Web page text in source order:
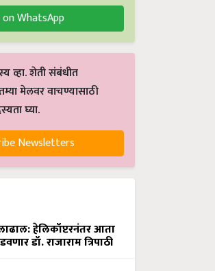
on WhatsApp
व्हा. शेती संबंधीत
मेलवर वाचण्यासाठी
घ्या.
Newsletters
हेलिकॉप्टरनंतर आता
डॉ. राजाराम त्रिपाठी